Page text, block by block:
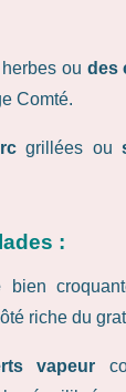
ou des
Comté.
grillées ou
:
bien
riche du
vapeur